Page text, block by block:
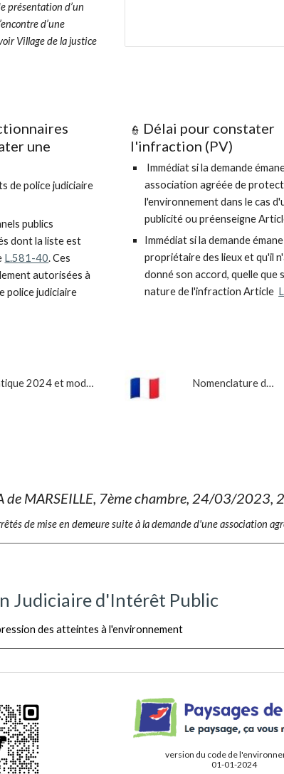
présentation d’un
d’une
Village de la justice
une
de police judiciaire
publics
dont la liste est
L.581-40. Ces
autorisées à
police judiciaire
👮 Délai pour constater
l'infraction (PV)
Immédiat si la demande
association agréée de
l'environnementdans le cas
publicité ou préenseigne
Immédiat si la demande
propriétaire des lieux et qu'il
donné son accord, quelle que
nature de l'infractionArticle
Guide pratique 2024 et modèles Nomenclature des infractions
de MARSEILLE, 7ème chambre, 24/03/
de mise en demeure suite à la demande d'une association
Judiciaire d'Intérêt Public
des atteintes à l'environnement
version du code de
01-01-2024